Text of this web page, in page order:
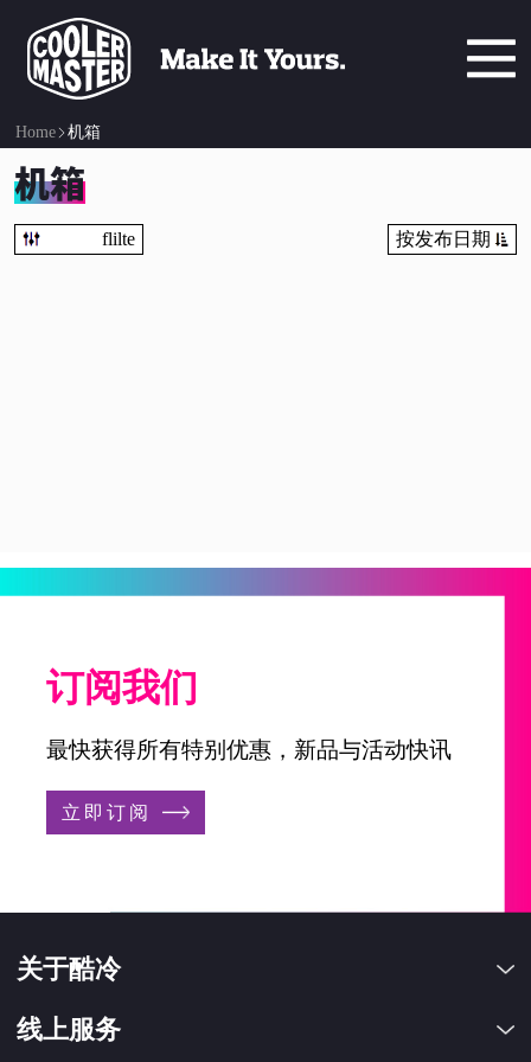
Home 机箱
机箱
flilte 按发布日期
订阅我们
最快获得所有特别优惠，新品与活动快讯
立即订阅
关于酷冷
线上服务